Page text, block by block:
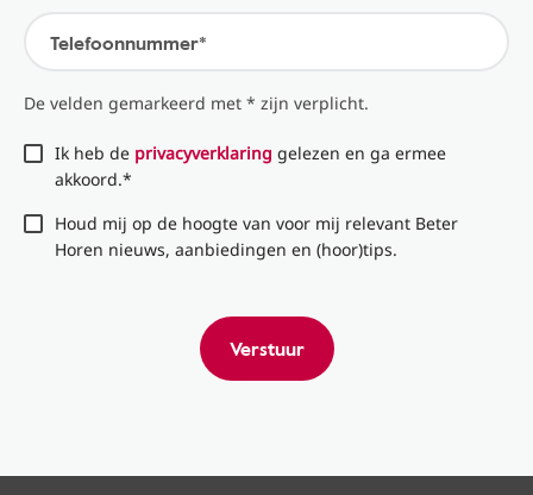
Telefoonnummer*
De velden gemarkeerd met * zijn verplicht.
Ik heb de privacyverklaring gelezen en ga ermee
akkoord.*
Houd mij op de hoogte van voor mij relevant Beter
Horen nieuws, aanbiedingen en (hoor)tips.
Verstuur